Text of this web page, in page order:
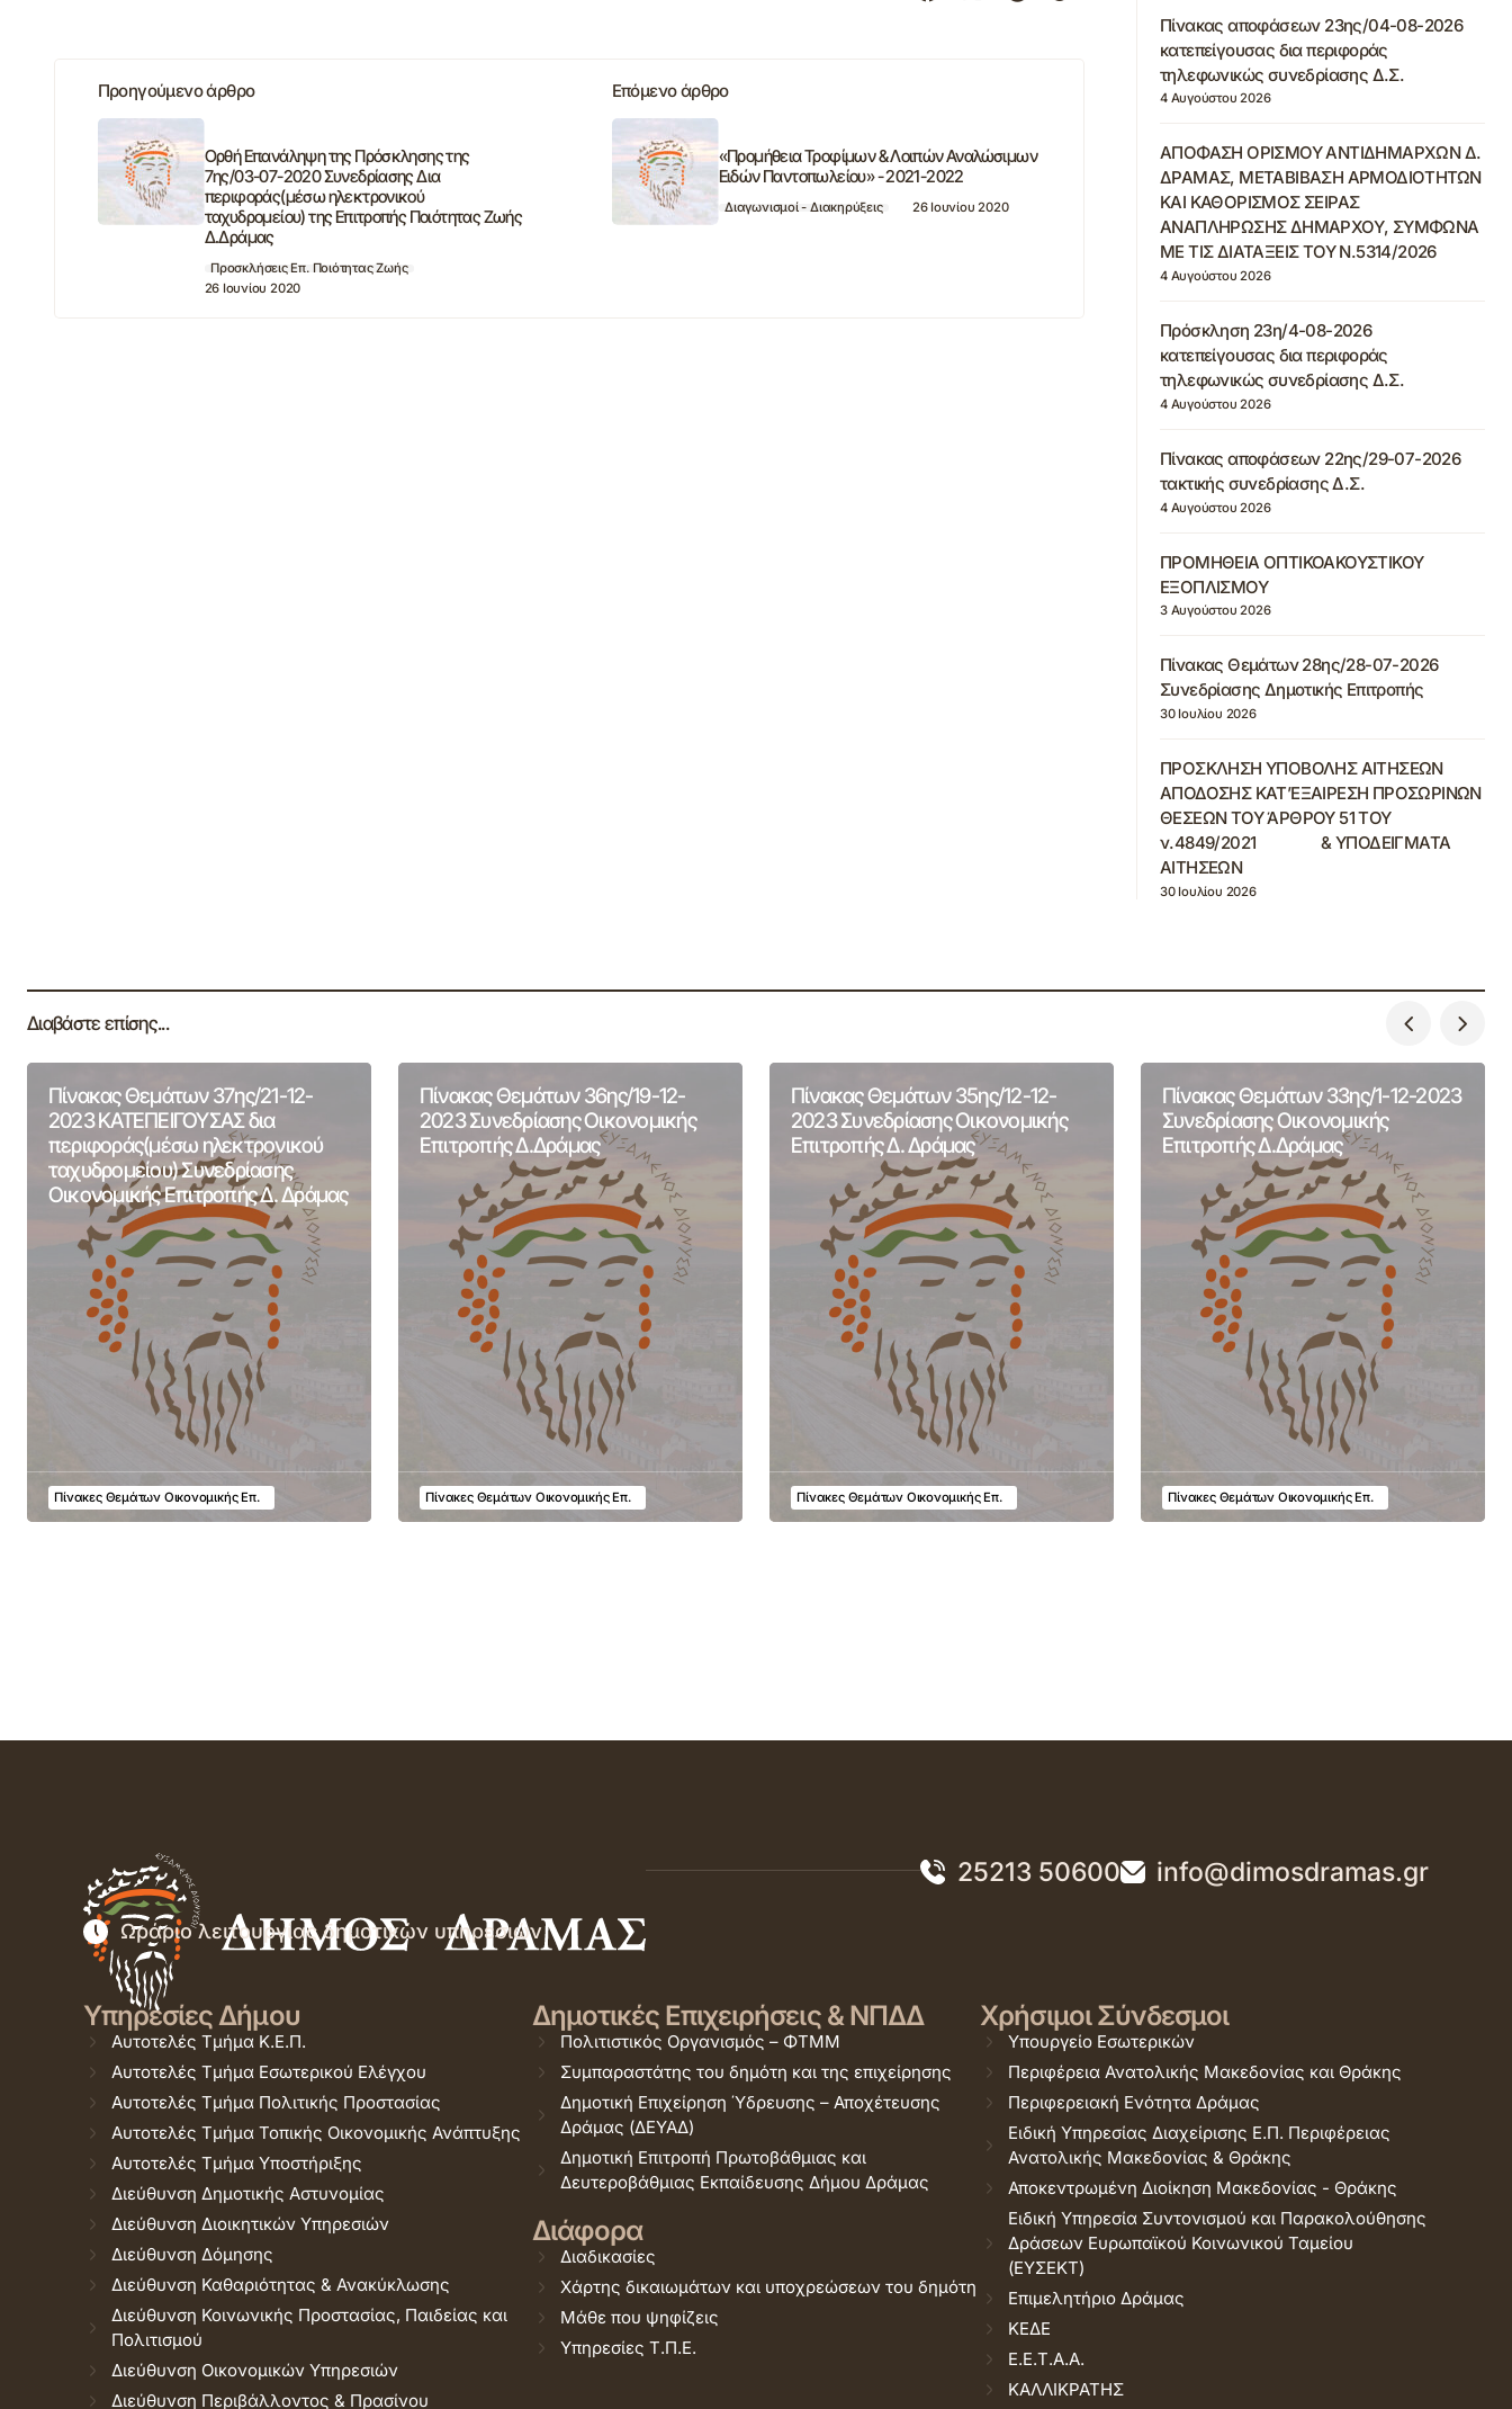
Προηγούμενο άρθρο
Ορθή Επανάληψη της Πρόσκλησης της
7ης/03-07-2020 Συνεδρίασης Δια
περιφοράς(μέσω ηλεκτρονικού
ταχυδρομείου) της Επιτροπής Ποιότητας Ζωής
Δ.Δράμας
Προσκλήσεις Επ. Ποιότητας Ζωής
26 Ιουνίου 2020
Επόμενο άρθρο
«Προμήθεια Τροφίμων & Λοιπών Αναλώσιμων
Ειδών Παντοπωλείου» - 2021-2022
Διαγωνισμοί - Διακηρύξεις 26 Ιουνίου 2020
Πίνακας αποφάσεων 23ης/04-08-2026
κατεπείγουσας δια περιφοράς
τηλεφωνικώς συνεδρίασης Δ.Σ.
4 Αυγούστου 2026
ΑΠΟΦΑΣΗ ΟΡΙΣΜΟΥ ΑΝΤΙΔΗΜΑΡΧΩΝ Δ.
ΔΡΑΜΑΣ, ΜΕΤΑΒΙΒΑΣΗ ΑΡΜΟΔΙΟΤΗΤΩΝ
ΚΑΙ ΚΑΘΟΡΙΣΜΟΣ ΣΕΙΡΑΣ
ΑΝΑΠΛΗΡΩΣΗΣ ΔΗΜΑΡΧΟΥ, ΣΥΜΦΩΝΑ
ΜΕ ΤΙΣ ΔΙΑΤΑΞΕΙΣ ΤΟΥ Ν.5314/2026
4 Αυγούστου 2026
Πρόσκληση 23η/4-08-2026
κατεπείγουσας δια περιφοράς
τηλεφωνικώς συνεδρίασης Δ.Σ.
4 Αυγούστου 2026
Πίνακας αποφάσεων 22ης/29-07-2026
τακτικής συνεδρίασης Δ.Σ.
4 Αυγούστου 2026
ΠΡΟΜΗΘΕΙΑ ΟΠΤΙΚΟΑΚΟΥΣΤΙΚΟΥ
ΕΞΟΠΛΙΣΜΟΥ
3 Αυγούστου 2026
Πίνακας Θεμάτων 28ης/28-07-2026
Συνεδρίασης Δημοτικής Επιτροπής
30 Ιουλίου 2026
ΠΡΟΣΚΛΗΣΗ ΥΠΟΒΟΛΗΣ ΑΙΤΗΣΕΩΝ
ΑΠΟΔΟΣΗΣ ΚΑΤ’ΕΞΑΙΡΕΣΗ ΠΡΟΣΩΡΙΝΩΝ
ΘΕΣΕΩΝ ΤΟΥ ΆΡΘΡΟΥ 51 ΤΟΥ
ν.4849/2021 & ΥΠΟΔΕΙΓΜΑΤΑ
ΑΙΤΗΣΕΩΝ
30 Ιουλίου 2026
Διαβάστε επίσης...
Πίνακας Θεμάτων 37ης/21-12-
2023 ΚΑΤΕΠΕΙΓΟΥΣΑΣ δια
περιφοράς(μέσω ηλεκτρονικού
ταχυδρομείου) Συνεδρίασης
Οικονομικής Επιτροπής Δ. Δράμας
Πίνακες Θεμάτων Οικονομικής Επ.
Πίνακας Θεμάτων 36ης/19-12-
2023 Συνεδρίασης Οικονομικής
Επιτροπής Δ.Δράμας
Πίνακες Θεμάτων Οικονομικής Επ.
Πίνακας Θεμάτων 35ης/12-12-
2023 Συνεδρίασης Οικονομικής
Επιτροπής Δ. Δράμας
Πίνακες Θεμάτων Οικονομικής Επ.
Πίνακας Θεμάτων 33ης/1-12-2023
Συνεδρίασης Οικονομικής
Επιτροπής Δ.Δράμας
Πίνακες Θεμάτων Οικονομικής Επ.
25213 50600 info@dimosdramas.gr
Ωράριο λειτουργίας δημοτικών υπηρεσιών
Υπηρεσίες Δήμου
Αυτοτελές Τμήμα Κ.Ε.Π.
Αυτοτελές Τμήμα Εσωτερικού Ελέγχου
Αυτοτελές Τμήμα Πολιτικής Προστασίας
Αυτοτελές Τμήμα Τοπικής Οικονομικής Ανάπτυξης
Αυτοτελές Τμήμα Υποστήριξης
Διεύθυνση Δημοτικής Αστυνομίας
Διεύθυνση Διοικητικών Υπηρεσιών
Διεύθυνση Δόμησης
Διεύθυνση Καθαριότητας & Ανακύκλωσης
Διεύθυνση Κοινωνικής Προστασίας, Παιδείας και
Πολιτισμού
Διεύθυνση Οικονομικών Υπηρεσιών
Διεύθυνση Περιβάλλοντος & Πρασίνου
Δημοτικές Επιχειρήσεις & ΝΠΔΔ
Πολιτιστικός Οργανισμός – ΦΤΜΜ
Συμπαραστάτης του δημότη και της επιχείρησης
Δημοτική Επιχείρηση Ύδρευσης – Αποχέτευσης
Δράμας (ΔΕΥΑΔ)
Δημοτική Επιτροπή Πρωτοβάθμιας και
Δευτεροβάθμιας Εκπαίδευσης Δήμου Δράμας
Διάφορα
Διαδικασίες
Χάρτης δικαιωμάτων και υποχρεώσεων του δημότη
Μάθε που ψηφίζεις
Υπηρεσίες Τ.Π.Ε.
Χρήσιμοι Σύνδεσμοι
Υπουργείο Εσωτερικών
Περιφέρεια Ανατολικής Μακεδονίας και Θράκης
Περιφερειακή Ενότητα Δράμας
Ειδική Υπηρεσίας Διαχείρισης Ε.Π. Περιφέρειας
Ανατολικής Μακεδονίας & Θράκης
Αποκεντρωμένη Διοίκηση Μακεδονίας - Θράκης
Ειδική Υπηρεσία Συντονισμού και Παρακολούθησης
Δράσεων Ευρωπαϊκού Κοινωνικού Ταμείου
(ΕΥΣΕΚΤ)
Επιμελητήριο Δράμας
ΚΕΔΕ
Ε.Ε.Τ.Α.Α.
ΚΑΛΛΙΚΡΑΤΗΣ